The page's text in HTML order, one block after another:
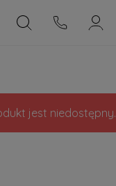
jest niedostępny.